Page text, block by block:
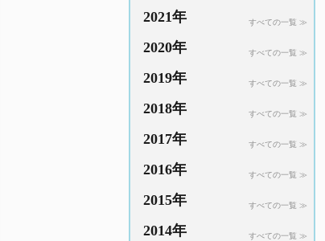
2021年 すべての一覧 ≫
2020年 すべての一覧 ≫
2019年 すべての一覧 ≫
2018年 すべての一覧 ≫
2017年 すべての一覧 ≫
2016年 すべての一覧 ≫
2015年 すべての一覧 ≫
2014年 すべての一覧 ≫